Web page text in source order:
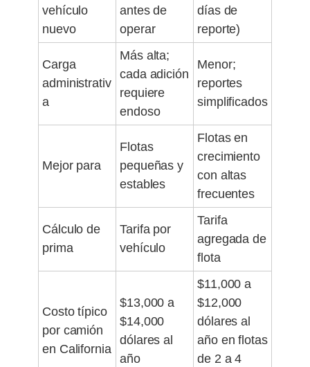
vehículo
nuevo
antes de
operar
días de
reporte)
Carga
administrativ
a
Más alta;
cada adición
requiere
endoso
Menor;
reportes
simplificados
Mejor para
Flotas
pequeñas y
estables
Flotas en
crecimiento
con altas
frecuentes
Cálculo de
prima
Tarifa por
vehículo
Tarifa
agregada de
flota
Costo típico
por camión
en California
$13,000 a
$14,000
dólares al
año
$11,000 a
$12,000
dólares al
año en flotas
de 2 a 4